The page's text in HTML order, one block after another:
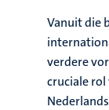
Vanuit die
verdere
cruciale